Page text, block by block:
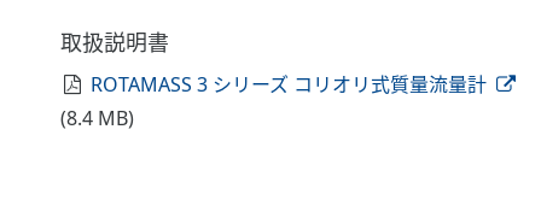
取扱説明書
ROTAMASS 3 シリーズ コリオリ式質量流量計
(8.4 MB)